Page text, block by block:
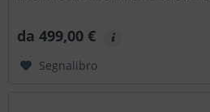
da 499,00 €
Segnalibro